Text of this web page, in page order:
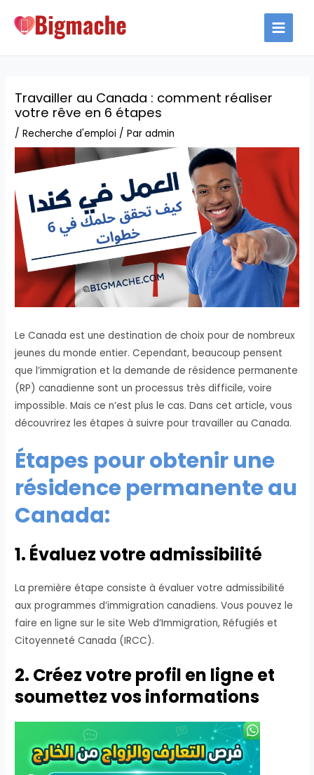
MAIN
Travailler au Canada : comment réaliser
votre rêve en 6 étapes
/Recherche d'emploi / Paradmin
Le Canada est une destination de choix pour de nombreux
jeunes du monde entier. Cependant, beaucoup pensent
que l’immigration et la demande de résidence permanente
(RP) canadienne sont un processus très difficile, voire
impossible. Mais ce n’est plus le cas. Dans cet article, vous
découvrirez les étapes à suivre pour travailler au Canada.
Étapes pour obtenir une
résidence permanente au
Canada:
1. Évaluez votre admissibilité
La première étape consiste à évaluer votre admissibilité
aux programmes d’immigration canadiens. Vous pouvez le
faire en ligne sur le site Web d’Immigration, Réfugiés et
Citoyenneté Canada (IRCC).
2. Créez votre profil en ligne et
soumettez vos informations